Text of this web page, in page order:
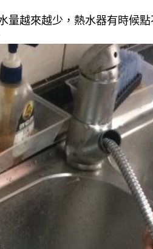
越來越少，熱水器有時候